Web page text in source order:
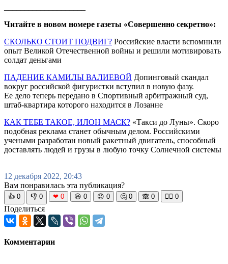
Читайте в новом номере газеты «Совершенно секретно»:
СКОЛЬКО СТОИТ ПОДВИГ? Российские власти вспомнили
опыт Великой Отечественной войны и решили мотивировать
солдат деньгами
ПАДЕНИЕ КАМИЛЫ ВАЛИЕВОЙ Допинговый скандал
вокруг российской фигуристки вступил в новую фазу.
Ее дело теперь передано в Спортивный арбитражный суд,
штаб-квартира которого находится в Лозанне
КАК ТЕБЕ ТАКОЕ, ИЛОН МАСК? «Такси до Луны». Скоро
подобная реклама станет обычным делом. Российскими
учеными разработан новый ракетный двигатель, способный
доставлять людей и грузы в любую точку Солнечной системы
12 декабря 2022, 20:43
Вам понравилась эта публикация?
👍 0 👎 0 ❤ 0 😆 0 😡 0 🤔 0 🙈 0 🧘‍♀️ 0
Поделиться
Комментарии